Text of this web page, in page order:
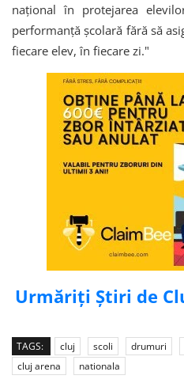
național în protejarea
performanță școlară fără să
fiecare elev, în fiecare zi."
Urmăriți Știri de
TAGS: cluj scoli drumuri
cluj arena
nationala